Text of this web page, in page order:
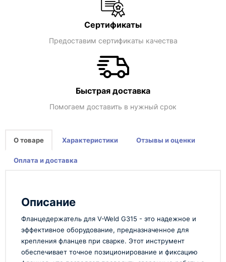
Сертификаты
Предоставим сертификаты качества
Быстрая доставка
Помогаем доставить в нужный срок
О товаре Характеристики Отзывы и оценки
Оплата и доставка
Описание
Фланцедержатель для V-Weld G315 - это надежное и
эффективное оборудование, предназначенное для
крепления фланцев при сварке. Этот инструмент
обеспечивает точное позиционирование и фиксацию